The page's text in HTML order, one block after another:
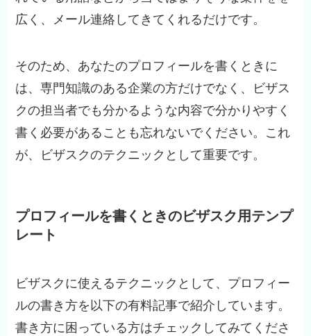
広く、メール連絡してきてくれるだけです。
そのため、あなたのプロフィールを書くときに
は、専門知識のある企業の方だけでなく、ビザス
クの担当者でも分かるような内容で分かりやすく
書く必要があることも忘れないでください。これ
が、ビザスクのテクニックとして重要です。
プロフィールを書くときのビザスク用テンプ
レート
ビザスクに使えるテクニックとして、プロフィー
ルの書き方を以下の有料記事で紹介しています。
書き方に困っている方はチェックしてみてくださ